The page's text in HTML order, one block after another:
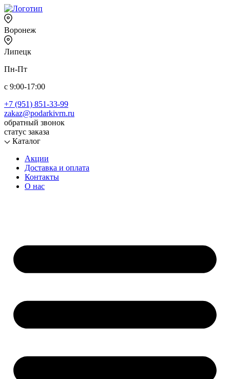
Воронеж
Липецк
Пн-Пт
с 9:00-17:00
+7 (951) 851-33-99
zakaz@podarkivrn.ru
обратный звонок
статус заказа
Каталог
Акции
Доставка и оплата
Контакты
О нас